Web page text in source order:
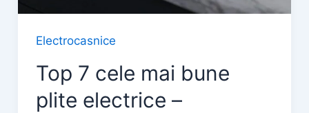
Electrocasnice
Top 7 cele mai bune
plite electrice –